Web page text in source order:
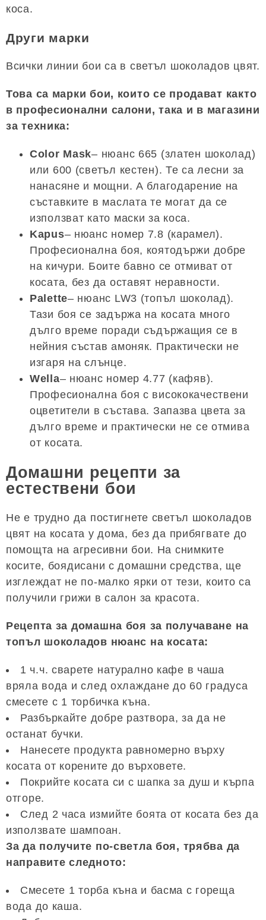
коса.
Други марки
Всички линии бои са в светъл шоколадов цвят.
Това са марки бои, които се продават както
в професионални салони, така и в магазини
за техника:
Color Mask– нюанс 665 (златен шоколад)
или 600 (светъл кестен). Те са лесни за
нанасяне и мощни. А благодарение на
съставките в маслата те могат да се
използват като маски за коса.
Kapus– нюанс номер 7.8 (карамел).
Професионална боя, коятодържи добре
на кичури. Боите бавно се отмиват от
косата, без да оставят неравности.
Palette– нюанс LW3 (топъл шоколад).
Тази боя се задържа на косата много
дълго време поради съдържащия се в
нейния състав амоняк. Практически не
изгаря на слънце.
Wella– нюанс номер 4.77 (кафяв).
Професионална боя с висококачествени
оцветители в състава. Запазва цвета за
дълго време и практически не се отмива
от косата.
Домашни рецепти за
естествени бои
Не е трудно да постигнете светъл шоколадов
цвят на косата у дома, без да прибягвате до
помощта на агресивни бои. На снимките
косите, боядисани с домашни средства, ще
изглеждат не по-малко ярки от тези, които са
получили грижи в салон за красота.
Рецепта за домашна боя за получаване на
топъл шоколадов нюанс на косата:
1 ч.ч. сварете натурално кафе в чаша
вряла вода и след охлаждане до 60 градуса
смесете с 1 торбичка къна.
Разбъркайте добре разтвора, за да не
останат бучки.
Нанесете продукта равномерно върху
косата от корените до върховете.
Покрийте косата си с шапка за душ и кърпа
отгоре.
След 2 часа измийте боята от косата без да
използвате шампоан.
За да получите по-светла боя, трябва да
направите следното:
Смесете 1 торба къна и басма с гореща
вода до каша.